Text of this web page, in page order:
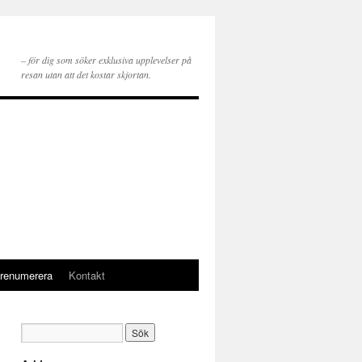
– för dig som söker exklusiva upplevelser på
resan utan att det kostar skjortan.
Kontakt